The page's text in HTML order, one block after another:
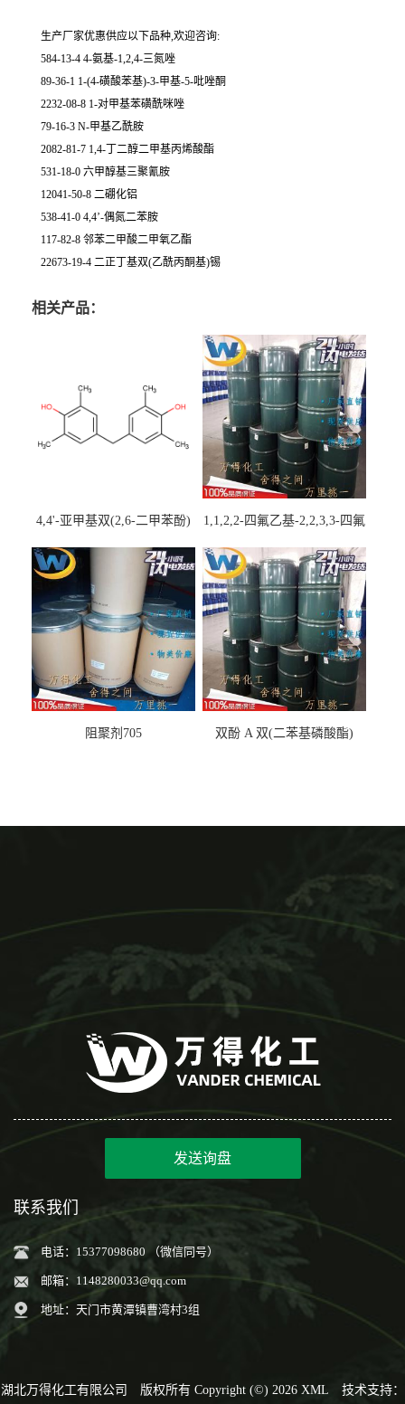
生产厂家优惠供应以下品种,欢迎咨询:
584-13-4 4-氨基-1,2,4-三氮唑
89-36-1 1-(4-磺酸苯基)-3-甲基-5-吡唑酮
2232-08-8 1-对甲基苯磺酰咪唑
79-16-3 N-甲基乙酰胺
2082-81-7 1,4-丁二醇二甲基丙烯酸酯
531-18-0 六甲醇基三聚氰胺
12041-50-8 二硼化铝
538-41-0 4,4’-偶氮二苯胺
117-82-8 邻苯二甲酸二甲氧乙酯
22673-19-4 二正丁基双(乙酰丙酮基)锡
相关产品：
4,4'-亚甲基双(2,6-二甲苯酚)
1,1,2,2-四氟乙基-2,2,3,3-四氟
阻聚剂705 双酚 A 双(二苯基磷酸酯)
发送询盘
联系我们
电话：15377098680 （微信同号）
邮箱： 1148280033@qq.com
地址：天门市黄潭镇曹湾村3组
湖北万得化工有限公司 版权所有 Copyright (©) 2026 XML 技术支持：